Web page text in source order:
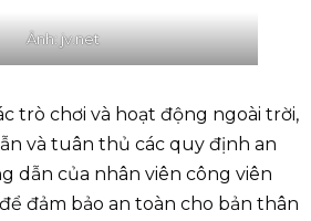
Ảnh: jv.net
trò chơi và hoạt động ngoài trời,
và tuân thủ các quy định an
dẫn của nhân viên công viên
đảm bảo an toàn cho bản thân